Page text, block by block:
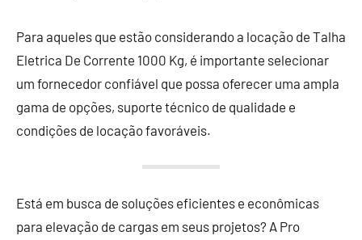
Para aqueles que estão considerando a locação de Talha
Eletrica De Corrente 1000 Kg, é importante selecionar
um fornecedor confiável que possa oferecer uma ampla
gama de opções, suporte técnico de qualidade e
condições de locação favoráveis.
Está em busca de soluções eficientes e econômicas
para elevação de cargas em seus projetos? A Pro